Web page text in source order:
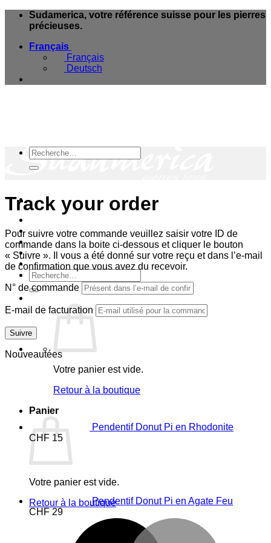
Skip
Sudamerica, votre référence suisse pour les pierres
précieuses.
Français
Français
Deutsch
Magasins & Services
Blog Minéraux
A propos
Contact
Recherche
pour :
Votre panier est vide.
Retour à la boutique
Panier
Votre panier est vide.
Retour à la boutique
Recherche
pour :
Track your order
Pour suivre votre commande veuillez saisir votre ID de
commande dans la boite ci-dessous et cliquer le bouton
« Suivre ». Il vous a été donné sur votre reçu et dans l’e-mail
de confirmation que vous avez du recevoir.
N° de commande
E-mail de facturation
Suivre
Nouveautées
Pendentif Donut Pi en Rhodonite
CHF 15
Pendentif Donut Pi en Agate Feu
CHF 29